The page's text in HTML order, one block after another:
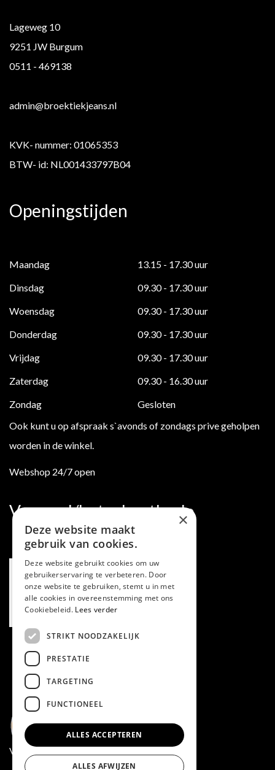
Lageweg 10
9251 JW Burgum
0511 - 469138
admin@broektiekjeans.nl
KVK- nummer: 01065353
BTW- id: NL001433797B04
Openingstijden
Maandag
13.15 - 17.30 uur
Dinsdag
09.30 - 17.30 uur
Woensdag
09.30 - 17.30 uur
Donderdag
09.30 - 17.30 uur
Vrijdag
09.30 - 17.30 uur
Zaterdag
09.30 - 16.30 uur
Zondag
Gesloten
Ook kunt u op afspraak s`avonds of zondags prive geholpen
worden in de winkel.
Webshop 24/7 open
Verzend/betaalmethode
Volg ons via Facebook
×
Deze website maakt
gebruik van cookies.
Deze website gebruikt cookies om uw
gebruikerservaring te verbeteren. Door
onze website te gebruiken, stemt u in met
alle cookies in overeenstemming met ons
Cookiebeleid. Lees verder
STRIKT NOODZAKELIJK
PRESTATIE
TARGETING
FUNCTIONEEL
ALLES ACCEPTEREN
ALLES AFWIJZEN